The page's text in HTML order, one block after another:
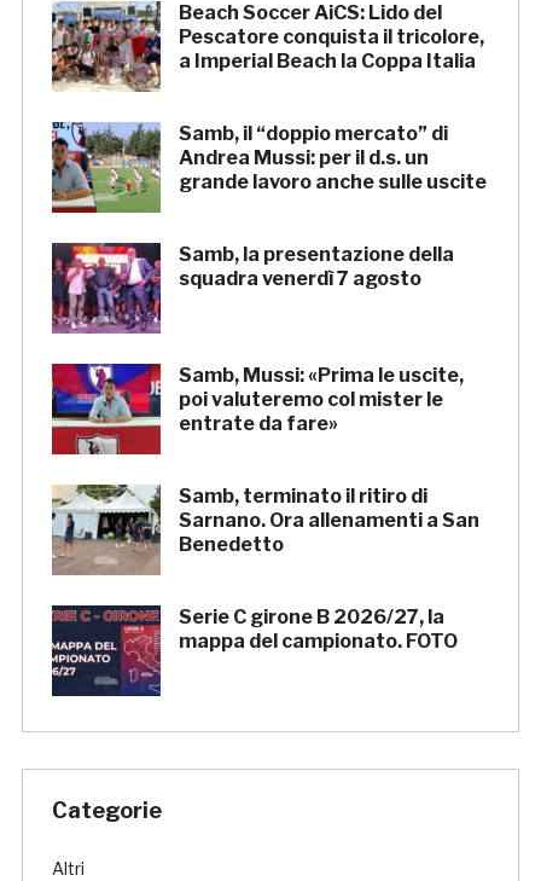
Beach Soccer AiCS: Lido del
Pescatore conquista il tricolore,
a Imperial Beach la Coppa Italia
Samb, il “doppio mercato” di
Andrea Mussi: per il d.s. un
grande lavoro anche sulle uscite
Samb, la presentazione della
squadra venerdì 7 agosto
Samb, Mussi: «Prima le uscite,
poi valuteremo col mister le
entrate da fare»
Samb, terminato il ritiro di
Sarnano. Ora allenamenti a San
Benedetto
Serie C girone B 2026/27, la
mappa del campionato. FOTO
Categorie
Altri